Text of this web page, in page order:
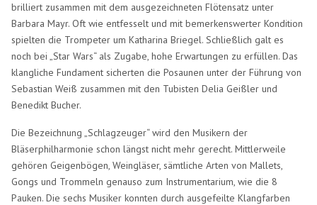
brilliert zusammen mit dem ausgezeichneten Flötensatz unter
Barbara Mayr. Oft wie entfesselt und mit bemerkenswerter Kondition
spielten die Trompeter um Katharina Briegel. Schließlich galt es
noch bei „Star Wars“ als Zugabe, hohe Erwartungen zu erfüllen. Das
klangliche Fundament sicherten die Posaunen unter der Führung von
Sebastian Weiß zusammen mit den Tubisten Delia Geißler und
Benedikt Bucher.
Die Bezeichnung „Schlagzeuger“ wird den Musikern der
Bläserphilharmonie schon längst nicht mehr gerecht. Mittlerweile
gehören Geigenbögen, Weingläser, sämtliche Arten von Mallets,
Gongs und Trommeln genauso zum Instrumentarium, wie die 8
Pauken. Die sechs Musiker konnten durch ausgefeilte Klangfarben